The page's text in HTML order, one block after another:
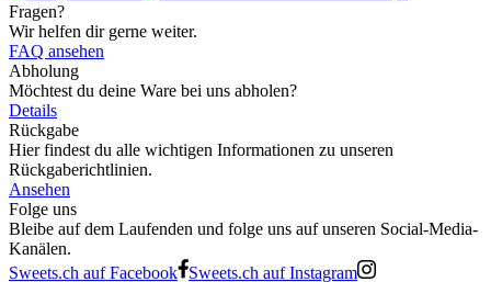
Fragen?
Wir helfen dir gerne weiter.
FAQ ansehen
Abholung
Möchtest du deine Ware bei uns abholen?
Details
Rückgabe
Hier findest du alle wichtigen Informationen zu unseren
Rückgaberichtlinien.
Ansehen
Folge uns
Bleibe auf dem Laufenden und folge uns auf unseren Social-Media-
Kanälen.
Sweets.ch auf Facebook
Sweets.ch auf Instagram